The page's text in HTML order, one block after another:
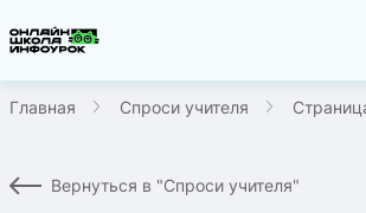
Главная Спроси учителя
Вернуться в "Спроси учителя"